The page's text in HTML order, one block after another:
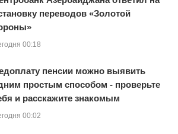
переводов «Золотой
00:18
пенсии можно выявить
простым способом - проверьте
и расскажите знакомым
00:02